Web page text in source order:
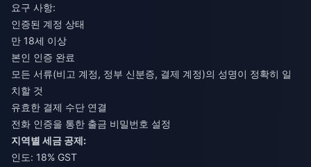
요구 사항:
인증된 계정 상태
만 18세 이상
본인 인증 완료
모든 서류(비고 계정, 정부 신분증, 결제 계정)의 성명이 정확히 일
치할 것
유효한 결제 수단 연결
전화 인증을 통한 출금 비밀번호 설정
지역별 세금 공제:
인도: 18% GST